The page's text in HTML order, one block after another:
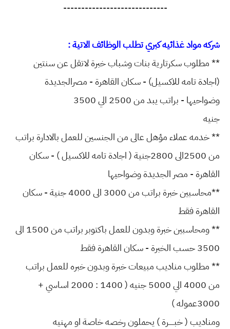
-----------------------------
شركه مواد غذائيه كبري تطلب الوظائف الاتية :
** مطلوب سكرتارية بنات وشباب خبرة لاتقل عن سنتين
(اجادة تامه للاكسيل) - سكان القاهرة - مصرالجديدة
وضواحيها - براتب يبد من 2500 الي 3500
جنيه
** خدمه عملاء مؤهل عالى من الجنسين للعمل بالادارة براتب
من 2500الى 2800جنية ( اجادة تامه للاكسيل ) - سكان
القاهرة - مصر الجديدة وضواحيها
**محاسبين خبرة براتب من 3000 الى 4000 جنية - سكان
القاهرة فقط
** ومحاسبين خبرة وبدون للعمل باكتوبر براتب من 1500 الى
3500 حسب الخبرة - سكان القاهرة فقط
** مطلوب مناديب مبيعات خبرة وبدون خبره للعمل براتب
من 4000 الي 5000 جنيه ( 1400 : 2000 اساسي +
3000عموله )
ومناديب ( خبـــــرة ) يحملون رخصه خاصة او مهنيه